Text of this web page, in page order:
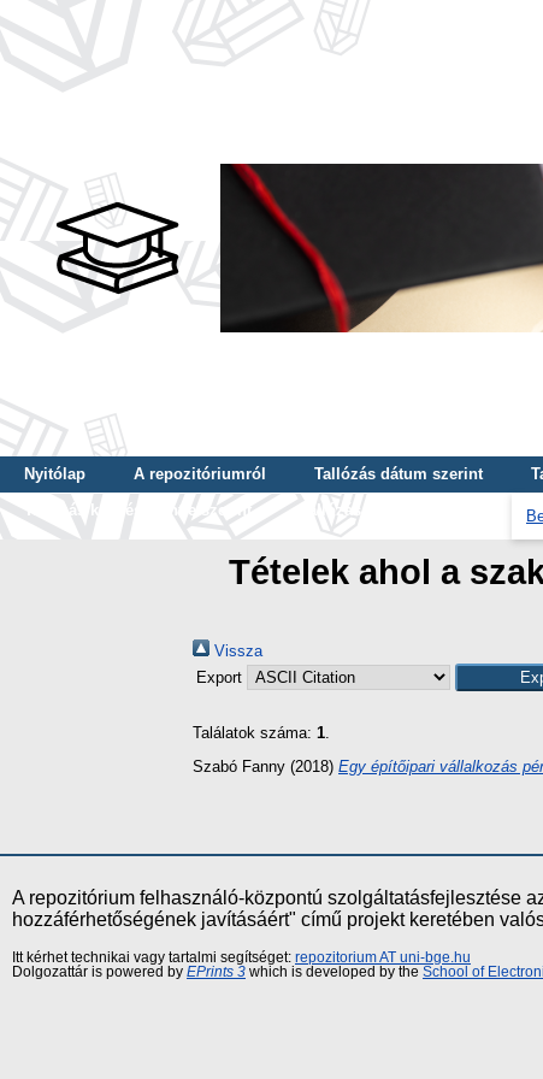
Nyitólap A repozitóriumról Tallózás dátum szerint
Tallózás képzés szintje szerint
Tallózás kulcsszó szerint
Tételek ahol a
Vissza
Export
Találatok száma: 1.
Szabó Fanny (2018) Egy építőipari vállalkozás
A repozitórium felhasználó-központú szolgáltatásfejlesztése
hozzáférhetőségének javításáért" című projekt keretében
Itt kérhet technikai vagy tartalmi segítséget: repozitorium AT uni-bge.hu
Dolgozattár is powered by EPrints 3 which is developed by the School of